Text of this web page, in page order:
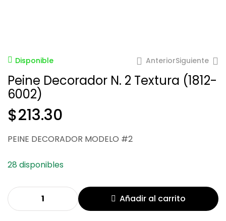
Disponible AnteriorSiguiente
Peine Decorador N. 2 Textura (1812-
6002)
$213.30
PEINE DECORADOR MODELO #2
28 disponibles
Añadir al carrito